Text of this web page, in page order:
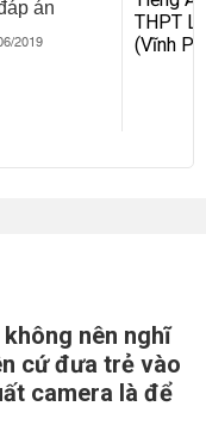
án
2019
không nên nghĩ
cứ đưa trẻ vào
camera là để